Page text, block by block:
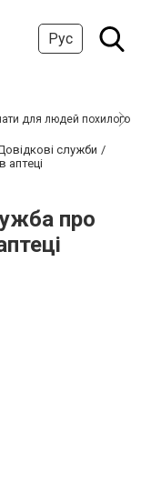
Рус
для людей похилого
служби
аптеці
про